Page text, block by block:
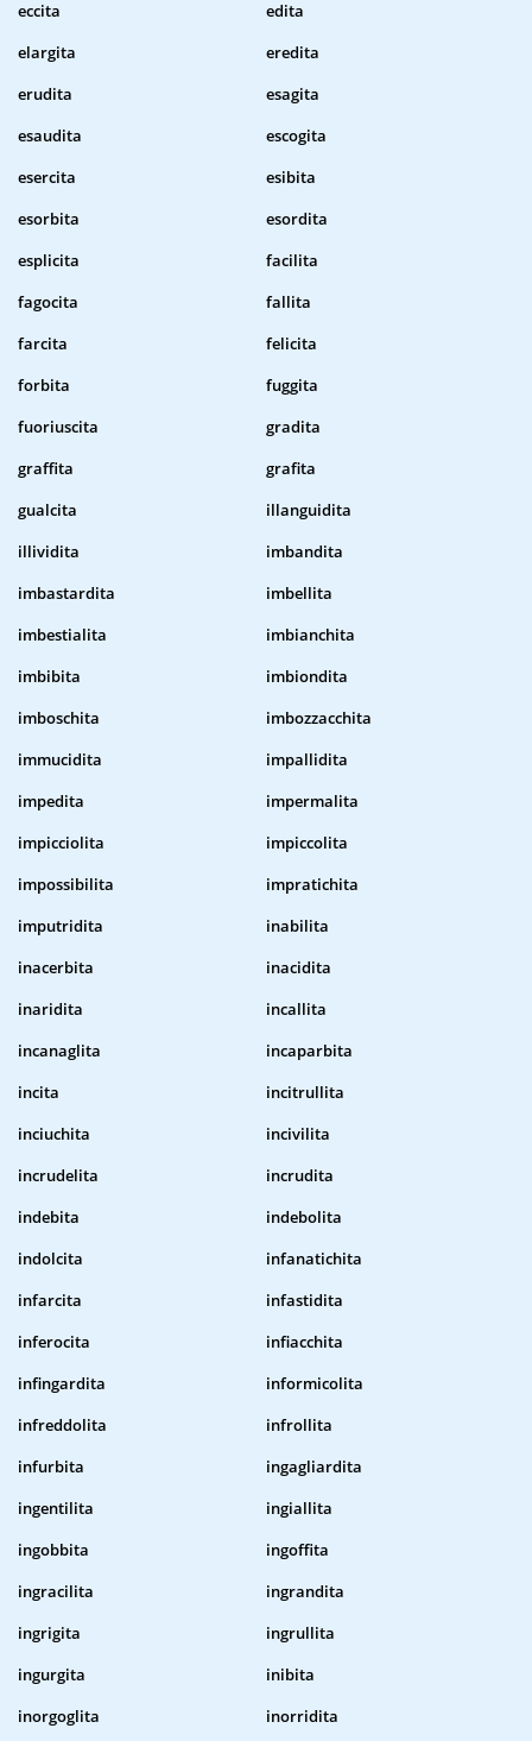
eccita
edita
elargita
eredita
erudita
esagita
esaudita
escogita
esercita
esibita
esorbita
esordita
esplicita
facilita
fagocita
fallita
farcita
felicita
forbita
fuggita
fuoriuscita
gradita
graffita
grafita
gualcita
illanguidita
illividita
imbandita
imbastardita
imbellita
imbestialita
imbianchita
imbibita
imbiondita
imboschita
imbozzacchita
immucidita
impallidita
impedita
impermalita
impicciolita
impiccolita
impossibilita
impratichita
imputridita
inabilita
inacerbita
inacidita
inaridita
incallita
incanaglita
incaparbita
incita
incitrullita
inciuchita
incivilita
incrudelita
incrudita
indebita
indebolita
indolcita
infanatichita
infarcita
infastidita
inferocita
infiacchita
infingardita
informicolita
infreddolita
infrollita
infurbita
ingagliardita
ingentilita
ingiallita
ingobbita
ingoffita
ingracilita
ingrandita
ingrigita
ingrullita
ingurgita
inibita
inorgoglita
inorridita